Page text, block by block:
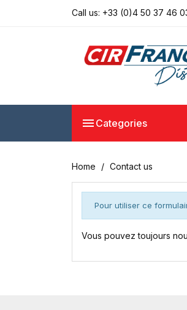
Call us: +33 (0)4 50 37 46
 Categories
Home Contact us
Pour utiliser ce
Vous pouvez toujours